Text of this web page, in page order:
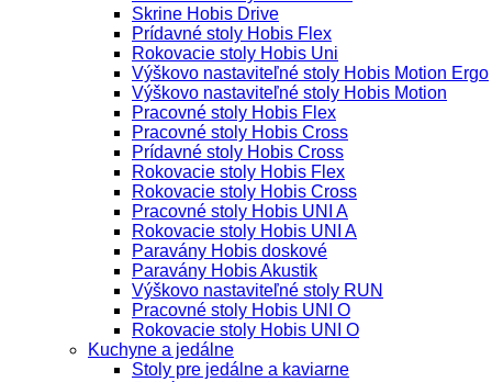
Skrine Hobis Drive
Prídavné stoly Hobis Flex
Rokovacie stoly Hobis Uni
Výškovo nastaviteľné stoly Hobis Motion Ergo
Výškovo nastaviteľné stoly Hobis Motion
Pracovné stoly Hobis Flex
Pracovné stoly Hobis Cross
Prídavné stoly Hobis Cross
Rokovacie stoly Hobis Flex
Rokovacie stoly Hobis Cross
Pracovné stoly Hobis UNI A
Rokovacie stoly Hobis UNI A
Paravány Hobis doskové
Paravány Hobis Akustik
Výškovo nastaviteľné stoly RUN
Pracovné stoly Hobis UNI O
Rokovacie stoly Hobis UNI O
Kuchyne a jedálne
Stoly pre jedálne a kaviarne